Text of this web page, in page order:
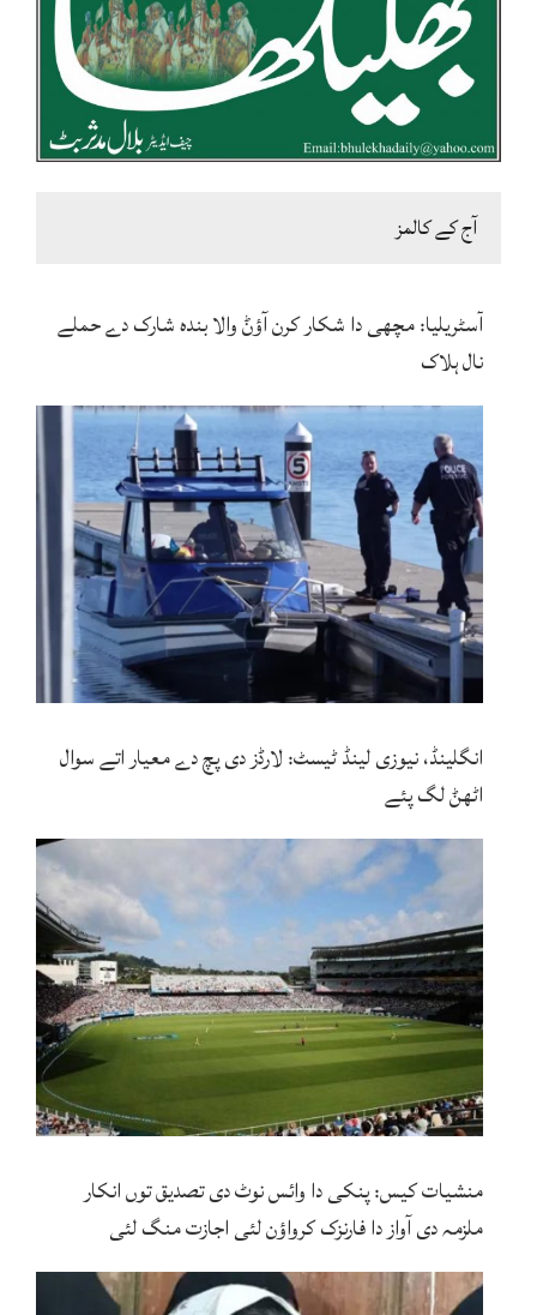
آج کے کالمز
آسٹریلیا: مچھی دا شکار کرن آؤݨ والا بندہ شارک دے حملے
نال ہلاک
انگلینڈ، نیوزی لینڈ ٹیسٹ: لارڈز دی پچ دے معیار اتے سوال
اٹھݨ لگ پئے
منشیات کیس: پنکی دا وائس نوٹ دی تصدیق توں انکار
ملزمہ دی آواز دا فارنزک کرواؤن لئی اجازت منگ لئی